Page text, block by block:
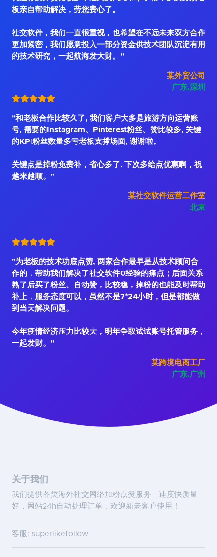
板亲自帮助解决，劳您费心了。
社交软件，我们一直很重视，也希望在不远未来双方合作
更加紧密，我们愿意投入一部分资金供技术团队沉淀有用
的技术研究，一起航海发大财。"
某外贸公司
广东.深圳
"和老板合作比较久了, 我们客户大多是旅游方向运营账
号, 需要的Instagram、Pinterest粉丝、赞比较多, 关键
的KPI粉丝数量多亏老板支撑场面, 谢谢啦。
关键点是掉粉免费补，省心多了. 下次多给点优惠啊，祝
越来越顺。"
某社交软件运营工作室
北京
"为老板的技术功底点赞, 两家合作最早是从技术顾问合
作的，帮助我们解决了社交软件0经验的痛点；后面关系
熟了后买了粉丝、自动赞，比较稳，掉粉的也能及时帮助
补上，服务态度可以，虽然不是7*24小时，但是都能做
到当天解决问题。
今年疫情经济压力比较大，明年争取试试账号托管服务，
一起发财。"
某跨境电商工厂
广东.广州
关于我们
我们提供各类海外社交网络加粉点赞服务，速度快质量
好，网站24h自动处理订单，欢迎新老客户使用！
客服: superlikefollow